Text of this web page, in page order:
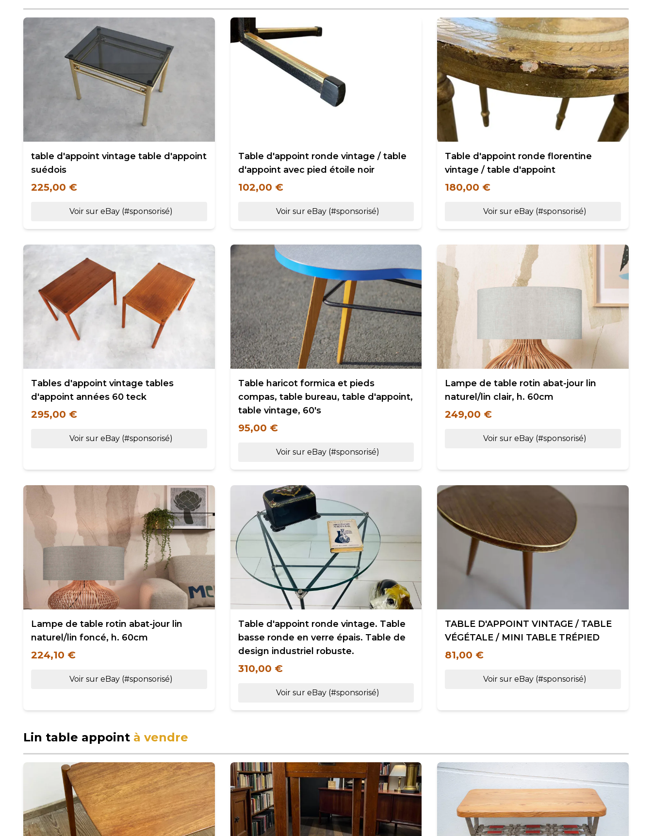
table d'appoint vintage table d'appoint
suédois
225,00 €
Voir sur eBay (#sponsorisé)
Table d'appoint ronde vintage / table
d'appoint avec pied étoile noir
102,00 €
Voir sur eBay (#sponsorisé)
Table d'appoint ronde florentine
vintage / table d'appoint
180,00 €
Voir sur eBay (#sponsorisé)
Tables d'appoint vintage tables
d'appoint années 60 teck
295,00 €
Voir sur eBay (#sponsorisé)
Table haricot formica et pieds
compas, table bureau, table d'appoint,
table vintage, 60's
95,00 €
Voir sur eBay (#sponsorisé)
Lampe de table rotin abat-jour lin
naturel/lin clair, h. 60cm
249,00 €
Voir sur eBay (#sponsorisé)
Lampe de table rotin abat-jour lin
naturel/lin foncé, h. 60cm
224,10 €
Voir sur eBay (#sponsorisé)
Table d'appoint ronde vintage. Table
basse ronde en verre épais. Table de
design industriel robuste.
310,00 €
Voir sur eBay (#sponsorisé)
TABLE D'APPOINT VINTAGE / TABLE
VÉGÉTALE / MINI TABLE TRÉPIED
81,00 €
Voir sur eBay (#sponsorisé)
Lin table appoint à vendre